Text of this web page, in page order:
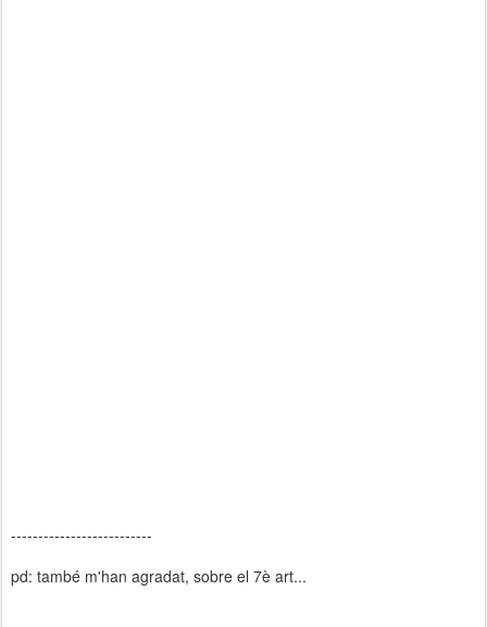
--------------------------
pd: també m'han agradat, sobre el 7è art...